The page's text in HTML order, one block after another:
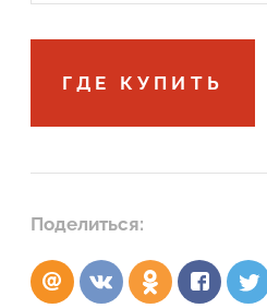
ГДЕ КУПИТЬ
Поделиться:
Подтвердите, что
ОТПРАВИТЬ
Подтвердите, что